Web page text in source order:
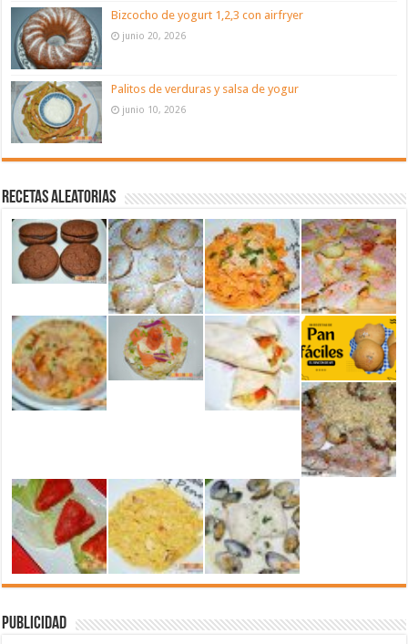
Bizcocho de yogurt 1,2,3 con airfryer
junio 20, 2026
Palitos de verduras y salsa de yogur
junio 10, 2026
Recetas aleatorias
Publicidad